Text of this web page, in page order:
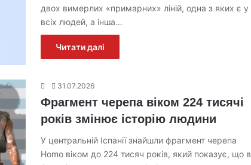
двох вимерлих «примарних» ліній, одна з яких є у
всіх людей, а інша…
Читати далі
31.07.2026
Фрагмент черепа віком 224 тисячі
років змінює історію людини
У центральній Іспанії знайшли фрагмент черепа
Homo віком до 224 тисяч років, який показує, що в